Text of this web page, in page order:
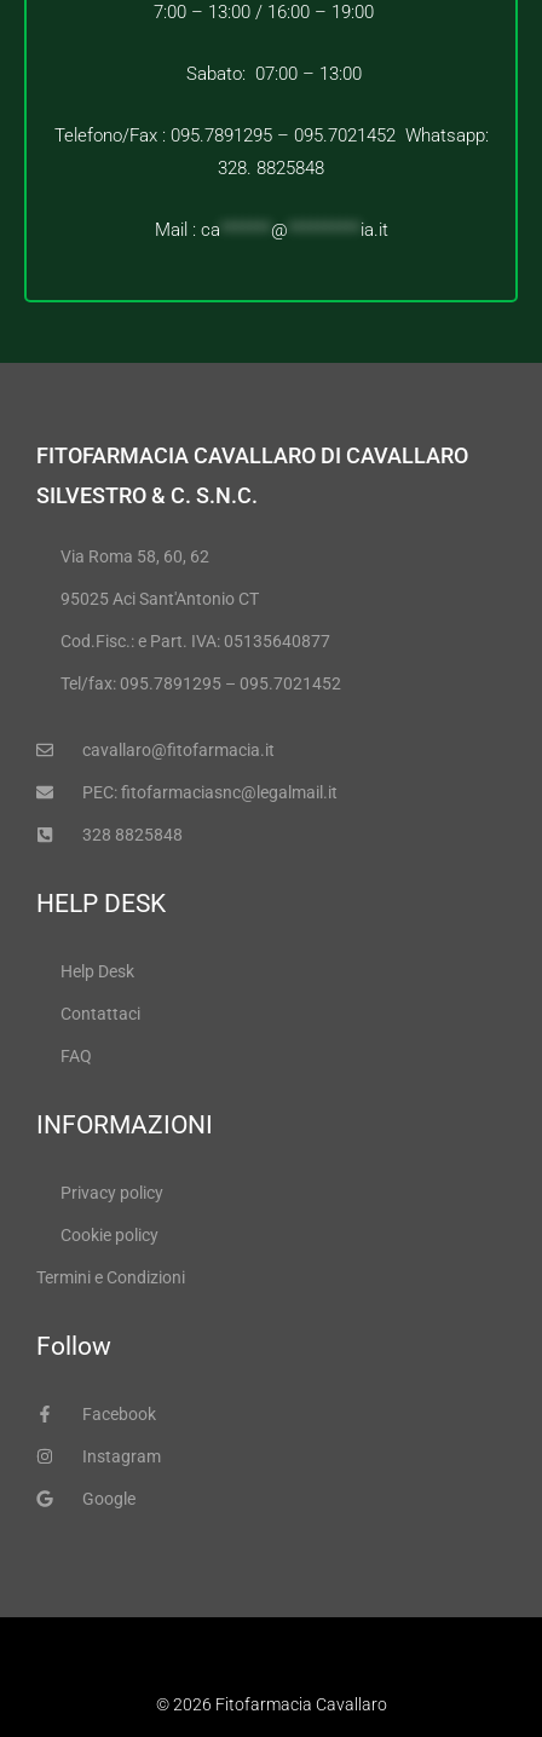
7:00 – 13:00 / 16:00 – 19:00
Sabato: 07:00 – 13:00
Telefono/Fax : 095.7891295 – 095.7021452 Whatsapp:
328. 8825848
Mail : ca @ ia.it
FITOFARMACIA CAVALLARO DI CAVALLARO
SILVESTRO & C. S.N.C.
Via Roma 58, 60, 62
95025 Aci Sant'Antonio CT
Cod.Fisc.: e Part. IVA: 05135640877
Tel/fax: 095.7891295 – 095.7021452
cavallaro@fitofarmacia.it
PEC: fitofarmaciasnc@legalmail.it
328 8825848
HELP DESK
Help Desk
Contattaci
FAQ
INFORMAZIONI
Privacy policy
Cookie policy
Termini e Condizioni
Follow
Facebook
Instagram
Google
© 2026 Fitofarmacia Cavallaro